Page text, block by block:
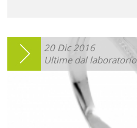
20 Dic 2016
Ultime dal laboratorio